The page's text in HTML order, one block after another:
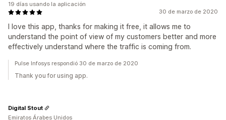
30 de marzo de 2020
I love this app, thanks for making it free, it allows me to
understand the point of view of my customers better and more
effectively understand where the traffic is coming from.
19 días usando la aplicación
Pulse Infosys respondió 30 de marzo de 2020
Thank you for using app.
Digital Stout
Emiratos Árabes Unidos